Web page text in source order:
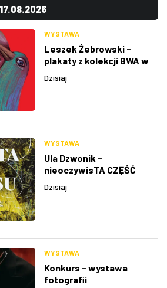
WYSTAWA
Leszek Żebrowski -
plakaty z kolekcji BWA w
Dzisiaj
WYSTAWA
Ula Dzwonik -
nieoczywisTA CZĘŚĆ
Dzisiaj
WYSTAWA
Konkurs - wystawa
fotografii